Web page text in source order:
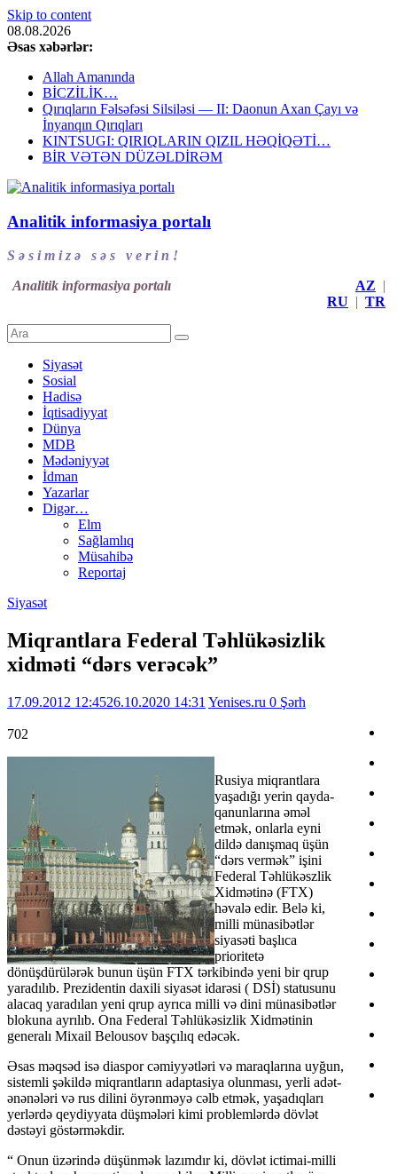
Skip to content
08.08.2026
Əsas xəbərlər:
Allah Amanında
BİCZİLİK…
Qırıqların Fəlsəfəsi Silsiləsi — II: Daonun Axan Çayı və
İnyanqın Qırıqları
KINTSUGI: QIRIQLARIN QIZIL HƏQİQƏTİ…
BİR VƏTƏN DÜZƏLDİRƏM
Analitik informasiya portalı
S ə s i m i z ə s ə s v e r i n !
Analitik informasiya portalı
AZ |
RU | TR
Siyasət
Sosial
Hadisə
İqtisadiyyat
Dünya
MDB
Mədəniyyət
İdman
Yazarlar
Digər…
Elm
Sağlamlıq
Müsahibə
Reportaj
Siyasət
Miqrantlara Federal Təhlükəsizlik
xidməti “dərs verəcək”
17.09.2012 12:4526.10.2020 14:31 Yenises.ru 0 Şərh
702
Rusiya miqrantlara
yaşadığı yerin qayda-
qanunlarına əməl
etmək, onlarla eyni
dildə danışmaq üşün
“dərs vermək” işini
Federal Təhlükəszlik
Xidmətinə (FTX)
həvalə edir. Belə ki,
milli münasibətlər
siyasəti başlıca
prioritetə
dönüşdürülərək bunun üşün FTX tərkibində yeni bir qrup
yaradılıb. Prezidentin daxili siyasət idarəsi ( DSİ) statusunu
alacaq yaradılan yeni qrup ayrıca milli və dini münasibətlər
blokuna ayrılıb. Ona Federal Təhlükəsizlik Xidmətinin
generalı Mixail Belousov başçılıq edəcək.
Əsas məqsəd isə diaspor cəmiyyətləri və maraqlarına uyğun,
sistemli şəkildə miqrantların adaptasiya olunması, yerli adət-
ənənələri və rus dilini öyrənməyə cəlb etmək, yaşadıqları
yerlərdə qeydiyyata düşmələri kimi problemlərdə dövlət
dəstəyi göstərməkdir.
“ Onun üzərində düşünmək lazımdır ki, dövlət ictimai-milli